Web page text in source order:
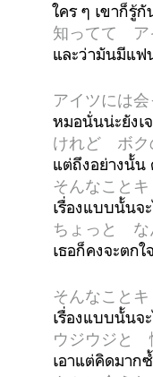
ใคร ๆ เขาก็รู้
知ってて ア
และว่ามันมีแฟ
アイツには
หมอนั่นน่ะยังเ
けれど ボク
แต่ถึงอย่างนั้น
そんなこと
เรื่องแบบนั้นจ
ちょっと な
เธอก็คงจะตก
そんなこと
เรื่องแบบนั้นจ
ウジウジと
เอาแต่คิดมาก